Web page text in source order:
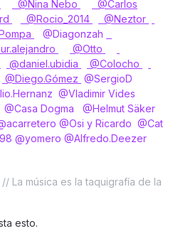
@Nina Nebo
@Carlos
@Rocio_2014 @Neztor
@Diagonzah
@Otto
@daniel.ubidia @Colocho
@Diego.Gómez @SergioD
@Vladimir Vides
@Casa Dogma @Helmut Säker
@Osi y Ricardo @Cat
@yomero @Alfredo.Deezer
La música es la taquigrafía de la
esto.